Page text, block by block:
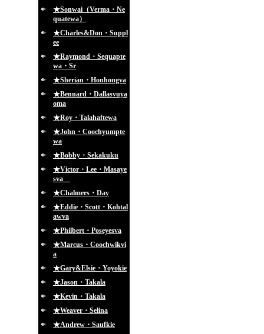
★Sonwai（Verma・Ne
quatewa）
★Charles&Don・Suppl
ee
★Raymond・Sequapte
wa・Sr
★Sherian・Honhongva
★Bennard・Dallasvuya
oma
★Roy・Talahaftewa
★John・Coochyumpte
wa
★Bobby・Sekakuku
★Victor・Lee・Masaye
sva
★Chalmers・Day
★Eddie・Scott・Kohtal
awva
★Philbert・Poseyesva
★Marcus・Coochwikvi
a
★Gary&Elsie・Yoyokie
★Jason・Takala
★Kevin・Takala
★Weaver・Selina
★Andrew・Saufkie